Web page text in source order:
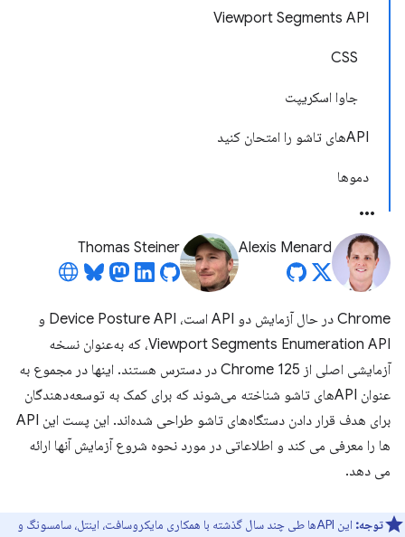
Viewport Segments API
CSS
جاوا اسکریپت
APIهای تاشو را امتحان کنید
دموها
Alexis Menard
Thomas Steiner
Chrome در حال آزمایش دو API است، Device Posture API و
Viewport Segments Enumeration API، که به‌عنوان نسخه
آزمایشی اصلی از Chrome 125 در دسترس هستند. اینها در مجموع به
عنوان APIهای تاشو شناخته می‌شوند که برای کمک به توسعه‌دهندگان
برای هدف قرار دادن دستگاه‌های تاشو طراحی شده‌اند. این پست این API
ها را معرفی می کند و اطلاعاتی در مورد نحوه شروع آزمایش آنها ارائه
می دهد.
توجه:
این APIها طی چند سال گذشته با همکاری مایکروسافت، اینتل، سامسونگ و